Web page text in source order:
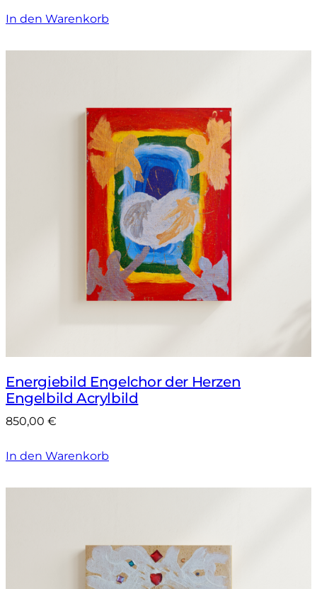
In den Warenkorb
Energiebild Engelchor der Herzen
Engelbild Acrylbild
850,00 €
In den Warenkorb